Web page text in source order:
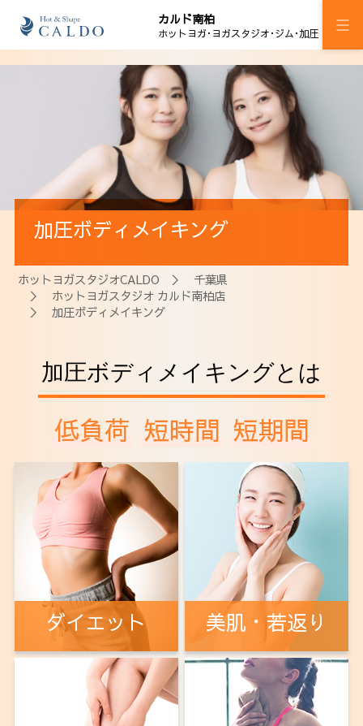
カルド南柏
ホットヨガ･ヨガスタジオ･ジム･加圧
スケジュール
マピラセミ
ジム
加圧ボディメイキング
料金
法人会員
アクセス
加圧ボディメイキング
ホットヨガスタジオCALDO ＞ 千葉県
＞ ホットヨガスタジオ カルド南柏店
＞ 加圧ボディメイキング
加圧ボディメイキングとは
低負荷 短時間 短期間
ダイエット 美肌・若返り